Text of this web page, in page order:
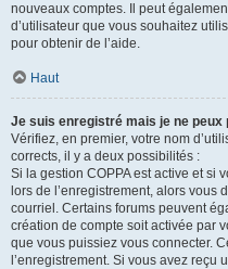
nouveaux comptes. Il peut
d’utilisateur que vous souhaitez
pour obtenir de l’aide.
Haut
Je suis enregistré mais je ne peux
Vérifiez, en premier, votre nom
corrects, il y a deux possibilités :
Si la gestion COPPA est active et si
lors de l’enregistrement, alors vous
courriel. Certains forums peuvent
création de compte soit activée par
que vous puissiez vous connecter.
l’enregistrement. Si vous avez reçu